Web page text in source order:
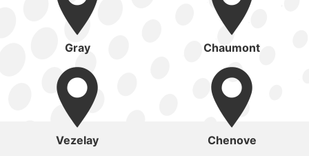
Gray Chaumont
Vezelay Chenove